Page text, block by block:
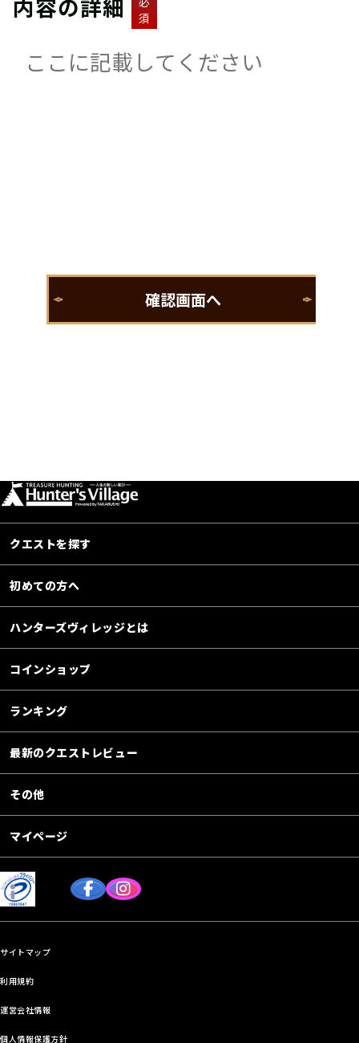
内容の詳細
須
クエストを探す
初めての方へ
ハンターズヴィレッジとは
コインショップ
ランキング
最新のクエストレビュー
その他
マイページ
サイトマップ
利用規約
運営会社情報
個人情報保護方針